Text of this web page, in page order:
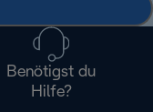
Benötigst du
Hilfe?